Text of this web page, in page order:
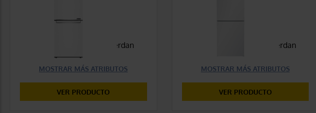
COMPARAR
Características que concuerdan
MOSTRAR MÁS ATRIBUTOS
VER PRODUCTO
COMPARAR
Características que concuerdan
MOSTRAR MÁS ATRIBUTOS
VER PRODUCTO